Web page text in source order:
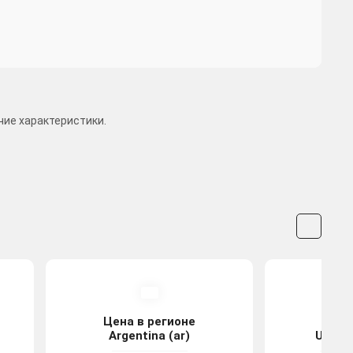
характеристики.
Цена в регионе
Argentina (ar)